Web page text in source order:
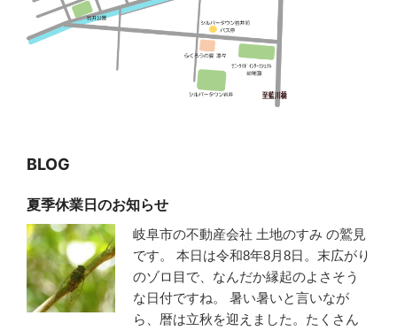
BLOG
夏季休業日のお知らせ
岐阜市の不動産会社 土地のすみ の鷲見
です。 本日は令和8年8月8日。末広がり
のゾロ目で、なんだか縁起のよさそう
な日付ですね。 暑い暑いと言いなが
ら、暦は立秋を迎えました。たくさん